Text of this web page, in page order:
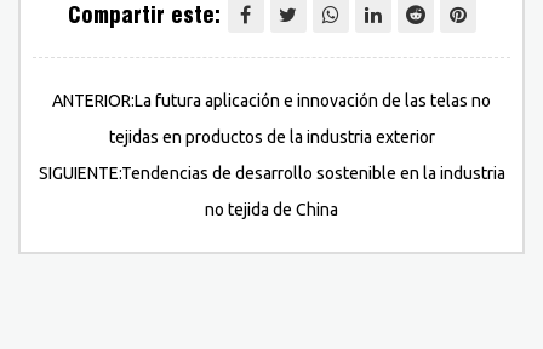
Compartir este:
ANTERIOR:La futura aplicación e innovación de las telas no
tejidas en productos de la industria exterior
SIGUIENTE:Tendencias de desarrollo sostenible en la industria
no tejida de China